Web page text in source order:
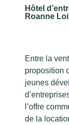
Hôtel
Roanne
Entre la
proposition
jeunes
l’offre
de la